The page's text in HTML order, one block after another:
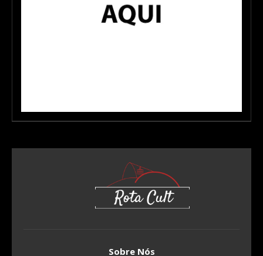
Sobre Nós